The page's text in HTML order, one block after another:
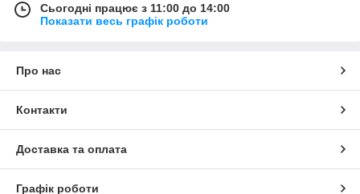
Сьогодні працює з 11:00 до 14:00
Показати весь графік роботи
Про нас
Контакти
Доставка та оплата
Графік роботи